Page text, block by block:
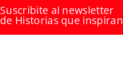
Suscribite al newsletter
de Historias que inspiran